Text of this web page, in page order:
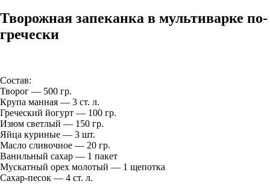
Творожная запеканка в мультиварке по-
гречески
Состав:
Творог — 500 гр.
Крупа манная — 3 ст. л.
Греческий йогурт — 100 гр.
Изюм светлый — 150 гр.
Яйца куриные — 3 шт.
Масло сливочное — 20 гр.
Ванильный сахар — 1 пакет
Мускатный орех молотый — 1 щепотка
Сахар-песок — 4 ст. л.